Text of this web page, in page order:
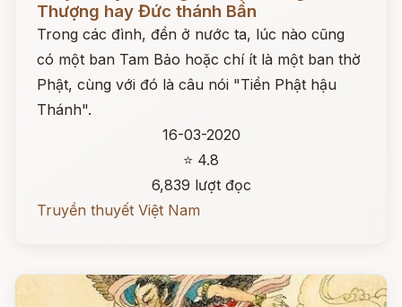
Thượng hay Đức thánh Bần
Trong các đình, đền ở nước ta, lúc nào cũng
có một ban Tam Bảo hoặc chí ít là một ban thờ
Phật, cùng với đó là câu nói "Tiền Phật hậu
Thánh".
16-03-2020
⭐ 4.8
6,839 lượt đọc
Truyền thuyết Việt Nam